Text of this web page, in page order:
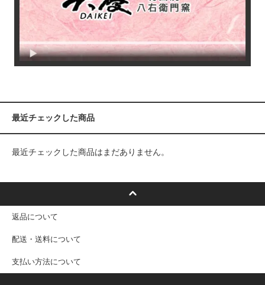
最近チェックした商品
最近チェックした商品はまだありません。
返品について
配送・送料について
支払い方法について